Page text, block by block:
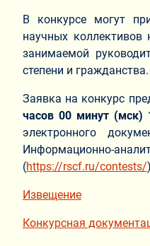
В конкурсе могут
научных коллективов
занимаемой
степени и гражданства.
Заявка на конкурс
часов 00 минут (мск)
электронного
Информационно-
(https://rscf.ru/contests/)
Извещение
Конкурсная